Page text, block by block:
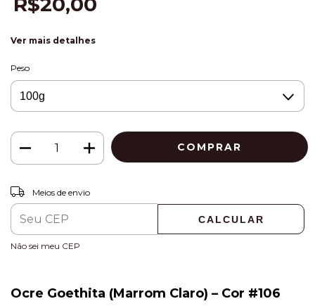
Ver mais detalhes
Peso
Entregas para o CEP:
Meios de envio
CALCULAR
Não sei meu CEP
Ocre Goethita (Marrom Claro) – Cor #106